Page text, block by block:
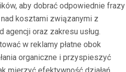
aby dobrać odpowiednie frazy
kosztami związanymi z
oraz zakresu usług.
w reklamy płatne obok
organiczne i przyspieszyć
mierzyć efektywność działań